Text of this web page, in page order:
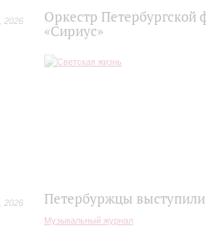
2026
Оркестр
«Сириус»
2026 Петербуржцы выступили
Музыкальный журнал